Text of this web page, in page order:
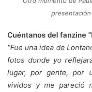
presentación
Cuéntanos del fanzine
“Fue una idea de
fotos donde yo
lugar, por gente, por
vividos y me pareció